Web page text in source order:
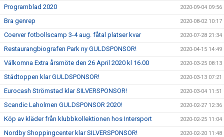
Programblad 2020 2020-09-04 09:56
Bra genrep 2020-08-02 10:17
Coerver fotbollscamp 3-4 aug. fåtal platser kvar 2020-07-28 21:34
Restaurangbiografen Park ny GULDSPONSOR! 2020-04-15 14:49
Välkomna Extra årsmöte den 26 April 2020 kl 16.00 2020-03-25 08:13
Städtoppen klar GULDSPONSOR! 2020-03-13 07:21
Eurocash Strömstad klar SILVERSPONSOR! 2020-03-04 11:51
Scandic Laholmen GULDSPONSOR 2020! 2020-02-27 12:36
Köp av kläder från klubbkollektionen hos Intersport 2020-02-25 11:04
Nordby Shoppingcenter klar SILVERSPONSOR! 2020-02-20 11:48